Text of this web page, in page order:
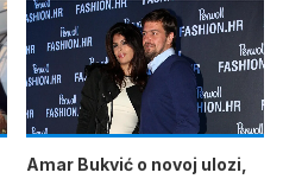
Amar Bukvić o novoj ulozi,